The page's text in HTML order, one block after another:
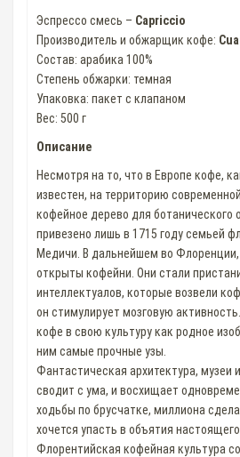
Эспрессо смесь – Capriccio
Производитель и обжарщик кофе:
Состав: арабика 100%
Степень обжарки: темная
Упаковка: пакет с клапаном
Вес: 500 г
Описание
Несмотря на то, что в Европе кофе,
известен, на территорию
кофейное дерево для ботанического
привезено лишь в 1715 году семьей
Медичи. В дальнейшем во
открыты кофейни. Они стали
интеллектуалов, которые возвели
он стимулирует мозговую
кофе в свою культуру как родное
ним самые прочные узы.
Фантастическая архитектура, музеи
сводит с ума, и восхищает
ходьбы по брусчатке, миллиона
хочется упасть в объятия
Флорентийская кофейная культура